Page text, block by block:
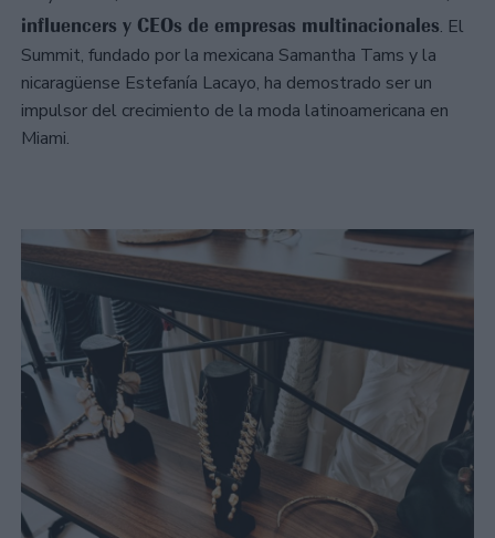
influencers y CEOs de empresas multinacionales. El
Summit, fundado por la mexicana Samantha Tams y la
nicaragüense Estefanía Lacayo, ha demostrado ser un
impulsor del crecimiento de la moda latinoamericana en
Miami.